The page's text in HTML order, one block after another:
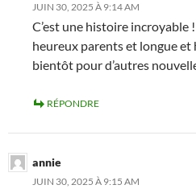
JUIN 30, 2025 À 9:14 AM
C’est une histoire incroyable
heureux parents et longue et
bientôt pour d’autres
RÉPONDRE
annie
JUIN 30, 2025 À 9:15 AM